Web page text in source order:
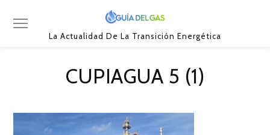
La Actualidad De La Transición Energética
CUPIAGUA 5 (1)